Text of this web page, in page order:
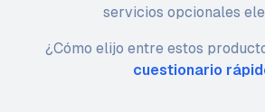
servicios opcionales
¿Cómo elijo entre estos
cuestionario